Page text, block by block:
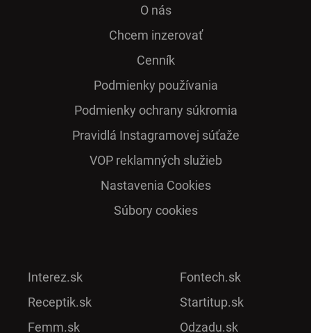
O nás
Chcem inzerovať
Cenník
Podmienky používania
Podmienky ochrany súkromia
Pra­vidlá Ins­ta­gra­mo­vej sú­ťaže
VOP reklamných služieb
Nastavenia Cookies
Súbory cookies
Interez.sk
Receptik.sk
Femm.sk
Fontech.sk
Startitup.sk
Odzadu.sk